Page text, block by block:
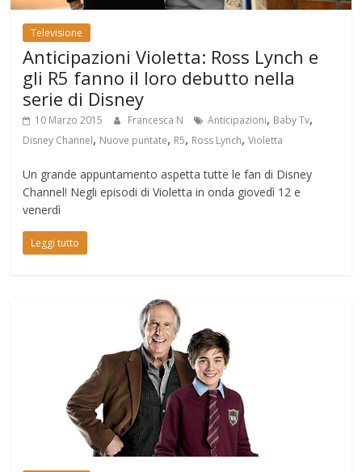
Televisione
Anticipazioni Violetta: Ross Lynch e
gli R5 fanno il loro debutto nella
serie di Disney
10 Marzo 2015 Francesca N Anticipazioni, Baby Tv,
Disney Channel, Nuove puntate, R5, Ross Lynch,Violetta
Un grande appuntamento aspetta tutte le fan di Disney
Channel! Negli episodi di Violetta in onda giovedì 12 e
venerdì
Leggi tutto